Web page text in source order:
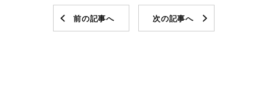
前の記事へ 次の記事へ